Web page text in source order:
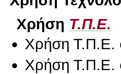
Χρήση Τ.Π.Ε.
Χρήση Τ.Π.Ε.
Χρήση Τ.Π.Ε.